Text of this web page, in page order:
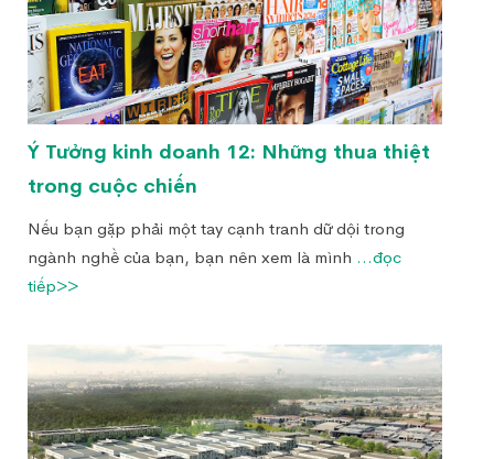
Ý Tưởng kinh doanh 12: Những thua thiệt
trong cuộc chiến
Nếu bạn gặp phải một tay cạnh tranh dữ dội trong
ngành nghề của bạn, bạn nên xem là mình ...đọc
tiếp>>